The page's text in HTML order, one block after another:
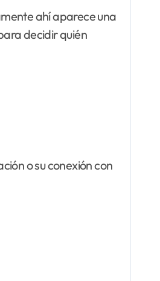
ahí aparece una
decidir quién
o su conexión con